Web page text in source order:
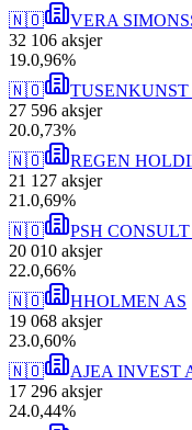
🇳🇴
VERA
32 106 aksjer
19.0,96%
🇳🇴
27 596 aksjer
20.0,73%
🇳🇴
REGEN
21 127 aksjer
21 .0,69%
🇳🇴
PSH CONSULT
20 010 aksjer
22.0,66%
🇳🇴
HHOLMEN AS
19 068 aksjer
23.0,60%
🇳🇴
AJEA INVEST
17 296 aksjer
24.0,44%